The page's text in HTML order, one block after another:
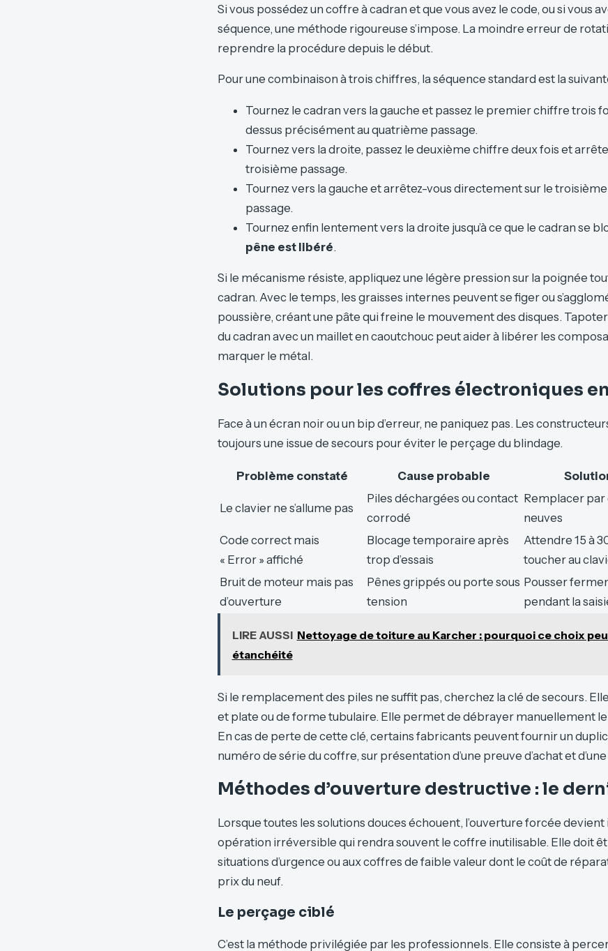
Si vous possédez un coffre à cadran et que vous avez le code, ou si vous
séquence, une méthode rigoureuse s’impose. La moindre erreur de
reprendre la procédure depuis le début.
Pour une combinaison à trois chiffres, la séquence standard est la
Tournez le cadran vers la gauche et passez le premier chiffre trois
dessus précisément au quatrième passage.
Tournez vers la droite, passez le deuxième chiffre deux fois et
troisième passage.
Tournez vers la gauche et arrêtez-vous directement sur le
passage.
Tournez enfin lentement vers la droite jusqu’à ce que le cadran se
pêne est libéré.
Si le mécanisme résiste, appliquez une légère pression sur la poignée
cadran. Avec le temps, les graisses internes peuvent se figer ou
poussière, créant une pâte qui freine le mouvement des disques.
du cadran avec un maillet en caoutchouc peut aider à libérer les
marquer le métal.
Solutions pour les coffres électroniques
Face à un écran noir ou un bip d’erreur, ne paniquez pas. Les
toujours une issue de secours pour éviter le perçage du blindage.
Problème constaté Cause probable
Le clavier ne s’allume pas
Piles déchargées ou contact
corrodé
Remplacer par
neuves
Code correct mais
« Error » affiché
Blocage temporaire après
trop d’essais
Attendre 15 à
toucher au
Bruit de moteur mais pas
d’ouverture
Pênes grippés ou porte sous
tension
Pousser
pendant la
LIRE AUSSI Nettoyage de toiture au Karcher : pourquoi ce choix
étanchéité
Si le remplacement des piles ne suffit pas, cherchez la clé de secours.
et plate ou de forme tubulaire. Elle permet de débrayer manuellement
En cas de perte de cette clé, certains fabricants peuvent fournir un
numéro de série du coffre, sur présentation d’une preuve d’achat et
Méthodes d’ouverture destructive : le
Lorsque toutes les solutions douces échouent, l’ouverture forcée devient
opération irréversible qui rendra souvent le coffre inutilisable. Elle doit
situations d’urgence ou aux coffres de faible valeur dont le coût de
prix du neuf.
Le perçage ciblé
C’est la méthode privilégiée par les professionnels. Elle consiste à